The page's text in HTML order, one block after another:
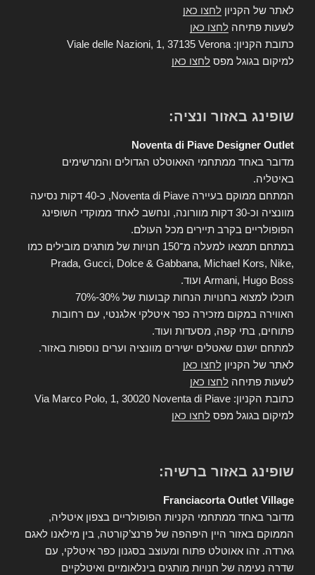
לאתר של הקניון לחצו כאן
לשעות פתיחה לחצו כאן
כתובת הקניון: Viale delle Nazioni, 1, 37135 Verona
למיקום בגוגל מפס לחצו כאן
שופינג באזור ונציה:
Noventa di Piave Designer Outlet
מדובר באחד ממתחמי האאוטלט הגדולים והמרשימים
באיטליה.
המתחם ממוקם בעיירה Noventa di Piave, כ-40 דקות נסיעה
מוונציה וכ-30 דקות מוורונה, ונחשב לאחד ממוקדי השופינג
הפופולריים בקרב תיירים מכל העולם.
במתחם תמצאו למעלה מ־150 חנויות של מותגים מובילים כמו
Prada, Gucci, Dolce & Gabbana, Michael Kors, Nike,
Armani, Hugo Boss ועוד.
תוכלו למצוא בחנויות הנחות קבועות של 30%-70%
האווירה במקום מזכירה כפר איטלקי אלגנטי, עם רחובות
פתוחים, בתי קפה, מסעדות ועוד.
למתחם ישנם שאטלים ישירים מוונציה וערים נוספות באזור.
לאתר של הקניון לחצו כאן
לשעות פתיחה לחצו כאן
כתובת הקניון: Via Marco Polo, 1, 30020 Noventa di Piave
למיקום בגוגל מפס לחצו כאן
שופינג באזור ברשיה:
Franciacorta Outlet Village
מדובר באחד ממתחמי הקניות הפופולריים בצפון איטליה,
הממוקם באזור היין היפהפה של פרנצ’קורטה, בין מילאנו לאגם
גארדה. זהו אאוטלט פתוח ומעוצב בסגנון כפר איטלקי, עם
שדרה נעימה של חנויות מותגים בינלאומיים ואיטלקיים